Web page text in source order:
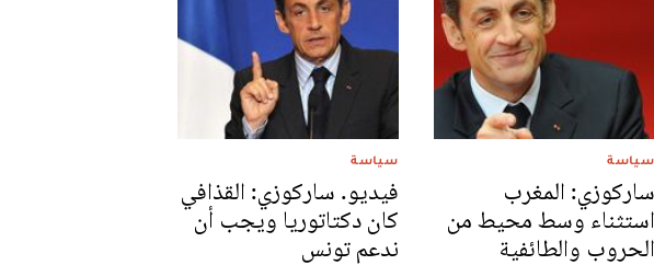
سياسة
ساركوزي: المغرب
استثناء وسط محيط من
الحروب والطائفية
سياسة
فيديو. ساركوزي: القذافي
كان دكتاتوريا ويجب أن
ندعم تونس